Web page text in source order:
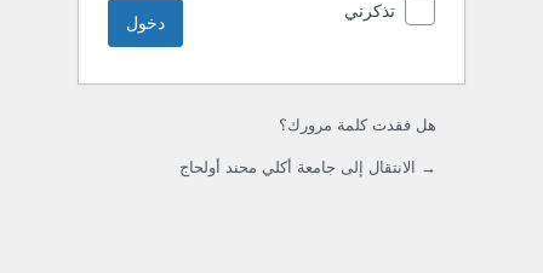
تذكرني
هل فقدت كلمة مرورك؟
→ الانتقال إلى جامعة أكلي محند أولحاج